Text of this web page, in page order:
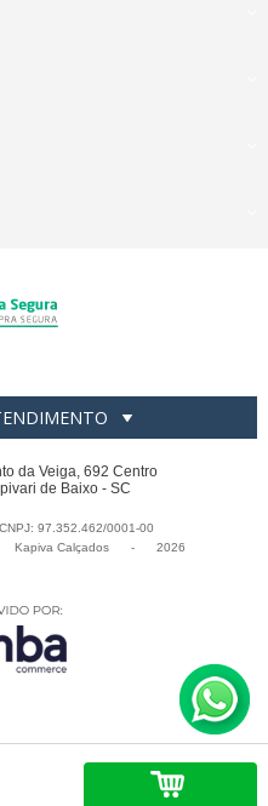
da Veiga, 692 Centro
de Baixo - SC
97.352.462/0001-00
Kapiva Calçados - 2026